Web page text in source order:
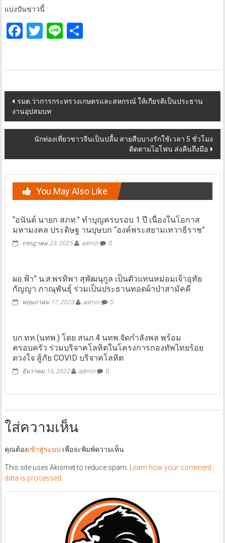
แบ่งปันข่าวนี้ :
Facebook
Twitter
LineShare
Post
navigation
รมต.ว่าการกระทรวงเกษตรและสหกรณ์ ให้เกียรติเป็นประธาน
งานอุปสมบท
นักท่องเที่ยวชาวจีนเป็นปลื้ม สายสืบบางรักใช้เวลา 5 ชั่วโมง
ติดตามไอโฟน ส่งคืนถึงมือ
You May Also Like
“อนันต์ นายก สภท.” ทำบุญครบรอบ 1 ปี​ เนื่องในโอกาส
มหามงคล ประดิษฐ านบุษบก “องค์พระสยามเทวาธิราช”
กรกฎาคม 23, 2025 admin 0
ผอ.ฟ้า” น.ส.พรทิพา สุพัฒนุกูล เป็นตัวแทนหม่อมเจ้าอุทัย
กัญญา ภาณุพันธุ์ ร่วมเป็นประธานทอดผ้าป่าสามัคคี
พฤษภาคม 17, 2023 admin 0
บก.ทท.(นทพ.) โดย สนภ.4 นทพ.จัดกำลังพล พร้อม
ครอบครัว ร่วมบริจาคโลหิตในโครงการกองทัพไทยร้อย
ดวงใจ สู้ภัย COVID บริจาคโลหิต
ธันวาคม 15, 2022 admin 0
ใส่ความเห็น
คุณต้องเข้าสู่ระบบ เพื่อจะพิมพ์ความเห็น
This site uses Akismet to reduce spam.
Learn how your comment
data is processed.